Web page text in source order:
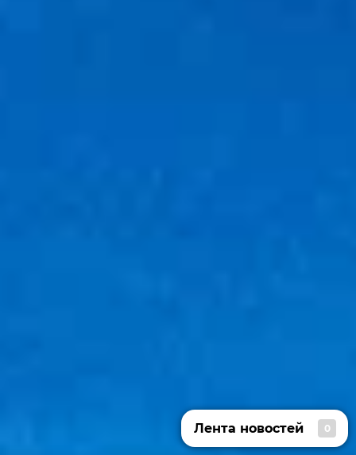
Лента новостей 0
Лента новостей